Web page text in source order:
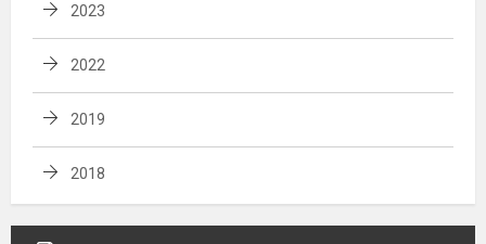
2023
2022
2019
2018